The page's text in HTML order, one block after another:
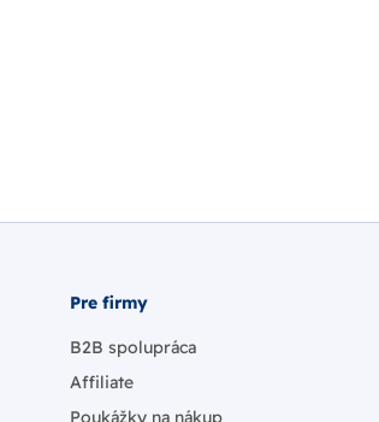
Pre firmy
B2B spolupráca
Affiliate
Poukážky na nákup